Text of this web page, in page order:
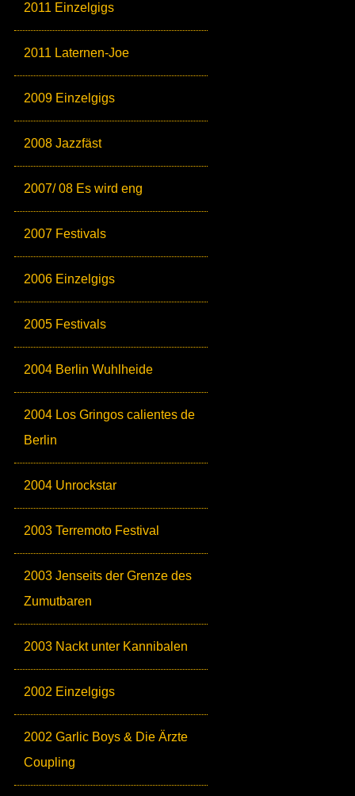
2011 Einzelgigs
2011 Laternen-Joe
2009 Einzelgigs
2008 Jazzfäst
2007/ 08 Es wird eng
2007 Festivals
2006 Einzelgigs
2005 Festivals
2004 Berlin Wuhlheide
2004 Los Gringos calientes de
Berlin
2004 Unrockstar
2003 Terremoto Festival
2003 Jenseits der Grenze des
Zumutbaren
2003 Nackt unter Kannibalen
2002 Einzelgigs
2002 Garlic Boys & Die Ärzte
Coupling